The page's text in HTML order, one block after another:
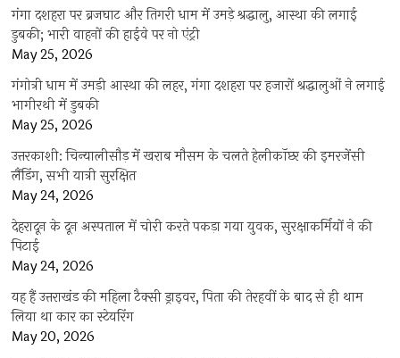
गंगा दशहरा पर ब्रजघाट और तिगरी धाम में उमड़े श्रद्धालु, आस्था की लगाई
डुबकी; भारी वाहनों की हाईवे पर नो एंट्री
May 25, 2026
गंगोत्री धाम में उमड़ी आस्था की लहर, गंगा दशहरा पर हजारों श्रद्धालुओं ने लगाई
भागीरथी में डुबकी
May 25, 2026
उत्तरकाशी: चिन्यालीसौड़ में खराब मौसम के चलते हेलीकॉप्टर की इमरजेंसी
लैंडिंग, सभी यात्री सुरक्षित
May 24, 2026
देहरादून के दून अस्पताल में चोरी करते पकड़ा गया युवक, सुरक्षाकर्मियों ने की
पिटाई
May 24, 2026
यह हैं उत्तराखंड की महिला टैक्सी ड्राइवर, पिता की तेरहवीं के बाद से ही थाम
लिया था कार का स्टेयरिंग
May 20, 2026